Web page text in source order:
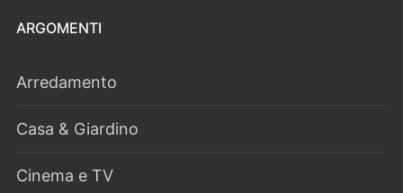
ARGOMENTI
Arredamento
Casa & Giardino
Cinema e TV